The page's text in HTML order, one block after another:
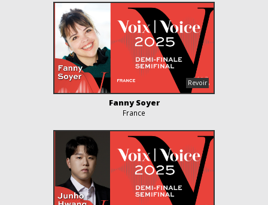
Fanny Soyer
France